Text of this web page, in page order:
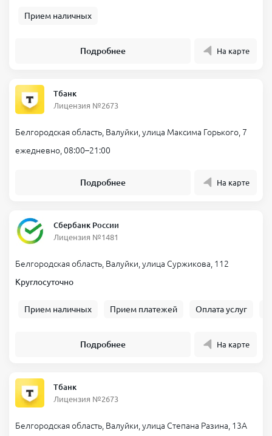
Прием наличных
Подробнее На карте
Тбанк
Лицензия №2673
Белгородская область, Валуйки, улица Максима Горького, 7
ежедневно, 08:00–21:00
Подробнее На карте
Сбербанк России
Лицензия №1481
Белгородская область, Валуйки, улица Суржикова, 112
Круглосуточно
Прием наличных Прием платежей Оплата услуг
Подробнее На карте
Тбанк
Лицензия №2673
Белгородская область, Валуйки, улица Степана Разина, 13А